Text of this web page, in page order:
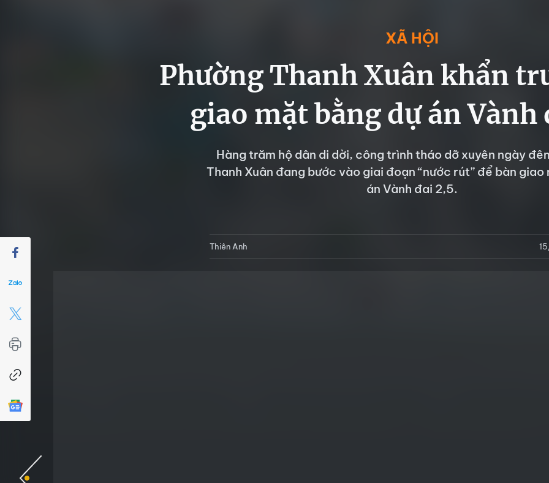
XÃ HỘI
Phường Thanh Xuân khẩn
giao mặt bằng dự án Vành
Hàng trăm hộ dân di dời, công trình tháo dỡ xuyên ngày
Thanh Xuân đang bước vào giai đoạn “nước rút” để bàn giao
án Vành đai 2,5.
Thiên Anh